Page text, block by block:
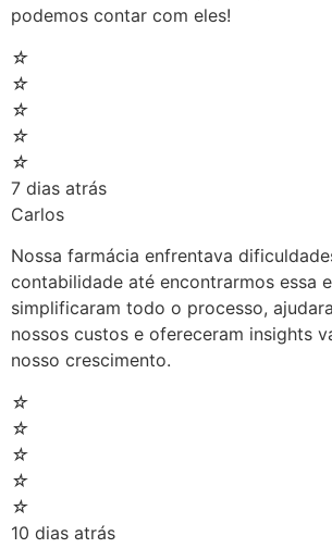
podemos contar com eles!
☆
☆
☆
☆
☆
7 dias atrás
Carlos
Nossa farmácia enfrentava
contabilidade até encontrarmos essa
simplificaram todo o processo,
nossos custos e ofereceram insights
nosso crescimento.
☆
☆
☆
☆
☆
10 dias atrás